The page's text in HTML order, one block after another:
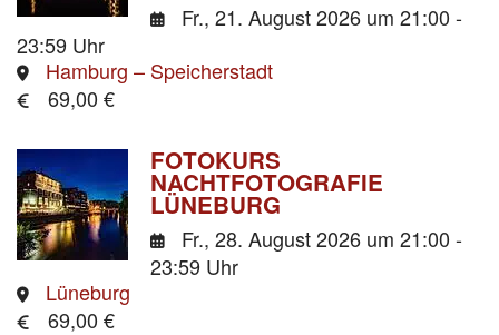
Fr., 21. August 2026 um 21:00 -
23:59 Uhr
Hamburg – Speicherstadt
69,00 €
FOTOKURS
NACHTFOTOGRAFIE
LÜNEBURG
Fr., 28. August 2026 um 21:00 -
23:59 Uhr
Lüneburg
69,00 €